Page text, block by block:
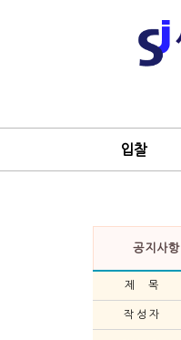
입찰
공지사항
제 목
작 성 자